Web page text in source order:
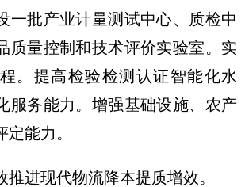
一批产业计量测试中心、质检中
质量控制和技术评价实验室。实
。提高检验检测认证智能化水
服务能力。增强基础设施、农产
能力。
推进现代物流降本提质增效。